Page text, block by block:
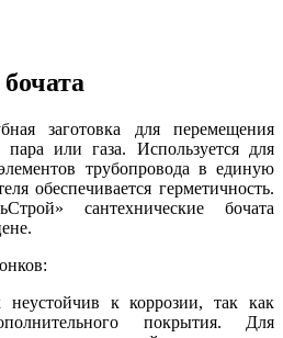
заготовка для перемещения
пара или газа. Используется для
трубопровода в единую
обеспечивается герметичность.
сантехнические бочата
неустойчив к коррозии, так как
покрытия. Для